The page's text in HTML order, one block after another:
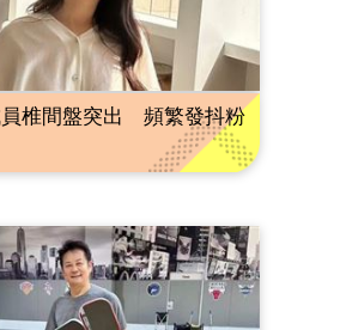
椎間盤突出 頻繁發抖粉